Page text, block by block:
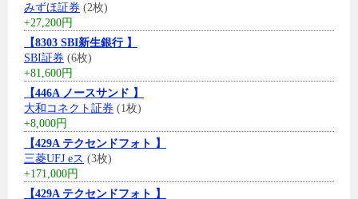
みずほ証券 (2枚)
+27,200円
【8303 SBI新生銀行 】
SBI証券 (6枚)
+81,600円
【446A ノースサンド 】
大和コネクト証券 (1枚)
+8,000円
【429A テクセンドフォト 】
三菱UFJ eス (3枚)
+171,000円
【429A テクセンドフォト 】